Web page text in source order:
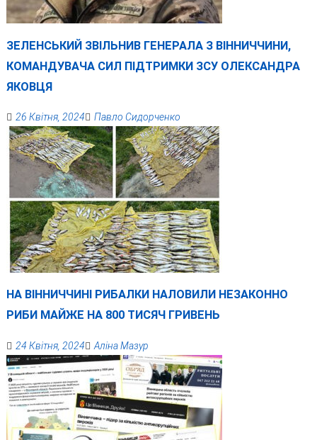
ЗЕЛЕНСЬКИЙ ЗВІЛЬНИВ ГЕНЕРАЛА З ВІННИЧЧИНИ,
КОМАНДУВАЧА СИЛ ПІДТРИМКИ ЗСУ ОЛЕКСАНДРА
ЯКОВЦЯ
26 Квітня, 2024 Павло Сидорченко
НА ВІННИЧЧИНІ РИБАЛКИ НАЛОВИЛИ НЕЗАКОННО
РИБИ МАЙЖЕ НА 800 ТИСЯЧ ГРИВЕНЬ
24 Квітня, 2024 Аліна Мазур